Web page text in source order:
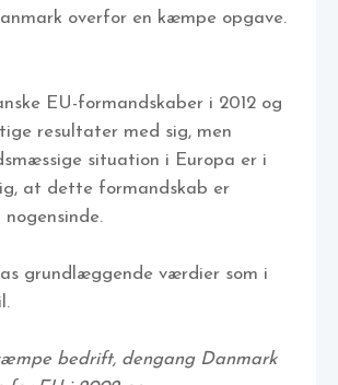
overfor en kæmpe opgave.
EU-formandskaber i 2012 og
resultater med sig, men
situation i Europa er i
at dette formandskab er
grundlæggende værdier som i
bedrift, dengang Danmark